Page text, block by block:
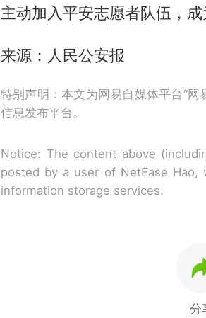
主动加入平安志愿者队伍，
来源：人民公安报
特别声明：本文为网易自媒体平台“
信息发布平台。
Notice: The content above
posted by a user of NetEase
information storage services.
分